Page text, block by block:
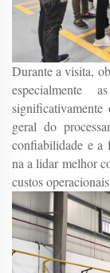
Durante a visita,
especialmente
geral do
confiabilidade e a
na a lidar melhor
custos